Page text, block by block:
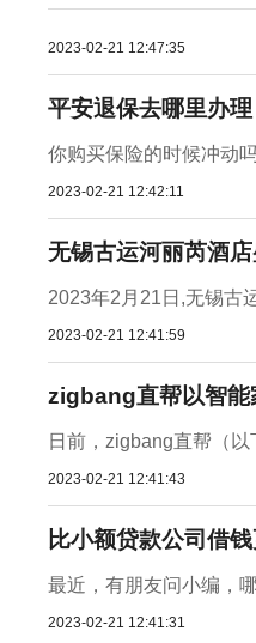
2023-02-21 12:47:35
平安退保去哪里办
你购买保险的时候冲动
2023-02-21 12:42:11
无锡古运河丽芮酒
2023年2月21日,无锡古
2023-02-21 12:41:59
zigbang直帮以智能
日前，zigbang直帮（
2023-02-21 12:41:43
比小额贷款公司借
最近，有朋友问小编，
2023-02-21 12:41:31